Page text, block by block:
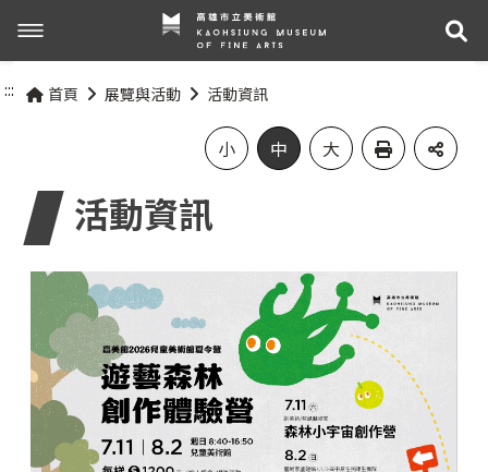
展覽與活動
展覽資訊
關於我們
關於高美館
組織職掌
歷史記事
關於兒童美術館
參觀資訊
交通資訊
無障礙服務專區
參觀票價與須知
網站導覽
::: 首頁 展覽與活動 活動資訊
小 中 大
活動資訊